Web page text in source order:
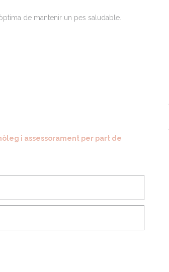
de mantenir un pes saludable.
i assessorament per part de